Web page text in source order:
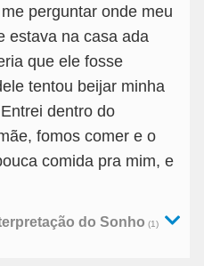
perguntar onde meu
estava na casa ada
que ele fosse
tentou beijar minha
dentro do
fomos comer e o
comida pra mim, e
do Sonho (1)